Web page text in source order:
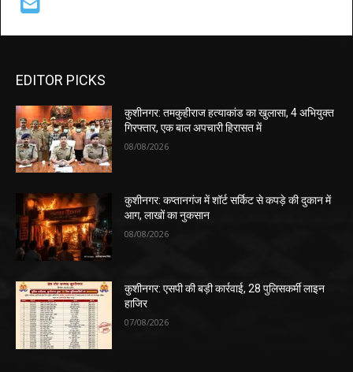
EDITOR PICKS
कुशीनगर: तमकुहीराज हत्याकांड का खुलासा, 4 अभियुक्त
गिरफ्तार, एक बाल अपचारी हिरासत में
08/08/2026
कुशीनगर: कप्तानगंज में शॉर्ट सर्किट से कपड़े की दुकान में
आग, लाखों का नुकसान
08/08/2026
कुशीनगर: एसपी की बड़ी कार्रवाई, 28 पुलिसकर्मी लाइन
हाजिर
07/08/2026